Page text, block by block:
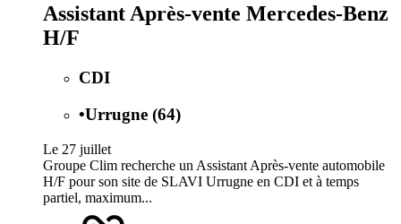
Assistant Après-vente Mercedes-Benz
H/F
CDI
•Urrugne (64)
Le 27 juillet
Groupe Clim recherche un Assistant Après-vente automobile
H/F pour son site de SLAVI Urrugne en CDI et à temps
partiel, maximum...